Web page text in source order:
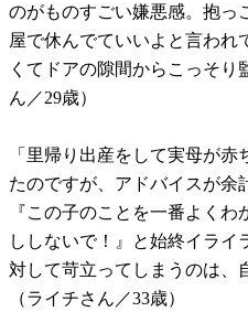
のがものすごい嫌悪感。抱っ
屋で休んでていいよと言われ
くてドアの隙間からこっそり
ん／29歳）
「里帰り出産をして実母が
たのですが、アドバイスが余
『この子のことを一番よく
ししないで！』と始終イライ
対して苛立ってしまうのは、
（ライチさん／33歳）